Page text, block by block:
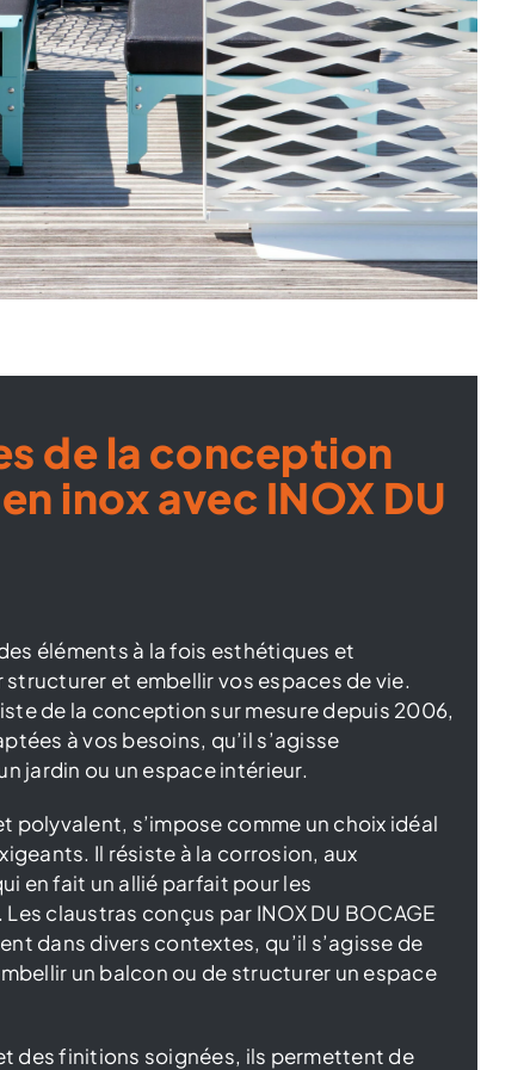
de la conception
inox avec INOX DU
éléments à la fois esthétiques et
et embellir vos espaces de vie.
de la conception sur mesure depuis 2006,
à vos besoins, qu’il s’agisse
jardin ou un espace intérieur.
polyvalent, s’impose comme un choix idéal
Il résiste à la corrosion, aux
en fait un allié parfait pour les
claustras conçus par INOX DU BOCAGE
dans divers contextes, qu’il s’agisse de
un balcon ou de structurer un espace
des finitions soignées, ils permettent de